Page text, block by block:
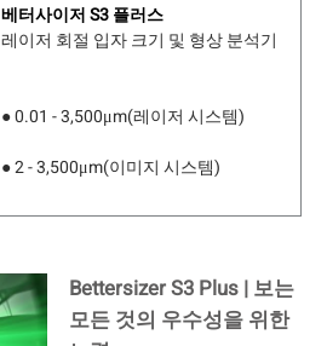
베터사이저 S3 플러스
레이저 회절 입자 크기 및 형상 분석기
● 0.01 - 3,500μm(레이저 시스템)
● 2 - 3,500μm(이미지 시스템)
Bettersizer S3 Plus | 보는
모든 것의 우수성을 위한